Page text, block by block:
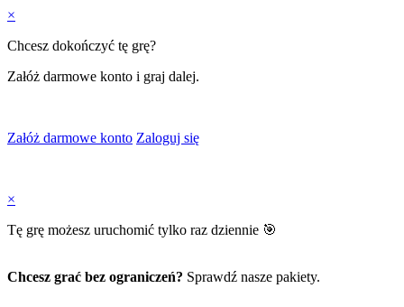
×
Chcesz dokończyć tę grę?
Załóż darmowe konto i graj dalej.
Załóż darmowe konto Zaloguj się
×
Tę grę możesz uruchomić tylko raz dziennie 🎯
Chcesz grać bez ograniczeń? Sprawdź nasze pakiety.